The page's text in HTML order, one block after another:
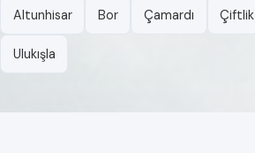
Altunhisar Bor Çamardı Çiftlik
Ulukışla